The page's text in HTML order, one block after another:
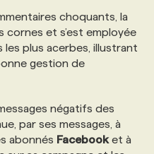
choquants, la
cornes et s’est employée
plus acerbes, illustrant
gestion de
négatifs des
par ses messages, à
abonnés Facebooket à